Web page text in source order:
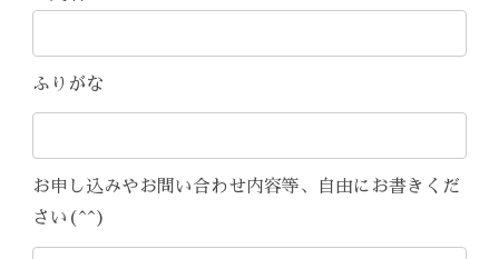
ふりがな
お申し込みやお問い合わせ内容等、自由にお書きくだ
さい(^^)